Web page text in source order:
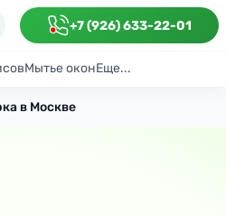
+7 (926) 633-22-01
Мытье оконЕще...
После ремонта
в Москве